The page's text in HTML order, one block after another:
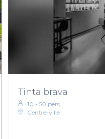
Tinta brava
10 - 50 pers.
Centre-ville